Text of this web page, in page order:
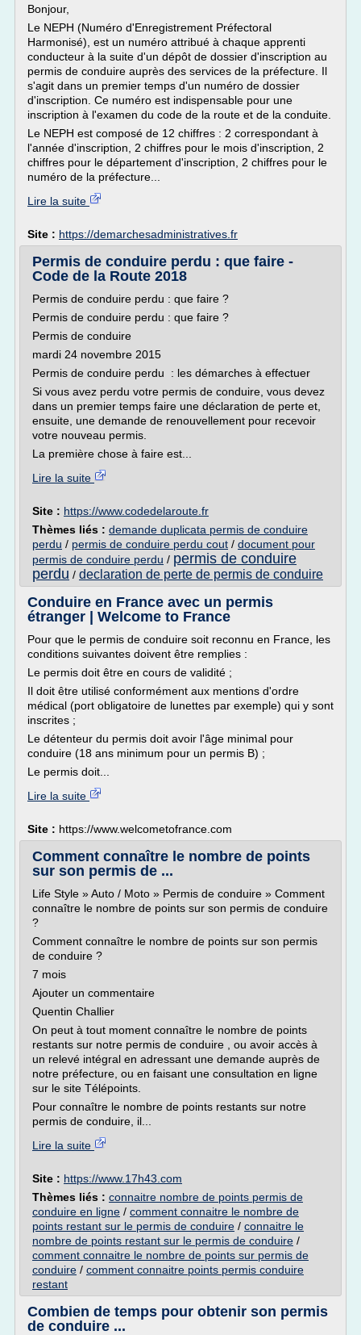
Bonjour,
Le NEPH (Numéro d'Enregistrement Préfectoral
Harmonisé), est un numéro attribué à chaque apprenti
conducteur à la suite d'un dépôt de dossier d'inscription au
permis de conduire auprès des services de la préfecture. Il
s'agit dans un premier temps d'un numéro de dossier
d'inscription. Ce numéro est indispensable pour une
inscription à l'examen du code de la route et de la conduite.
Le NEPH est composé de 12 chiffres : 2 correspondant à
l'année d'inscription, 2 chiffres pour le mois d'inscription, 2
chiffres pour le département d'inscription, 2 chiffres pour le
numéro de la préfecture...
Lire la suite
Site : https://demarchesadministratives.fr
Permis de conduire perdu : que faire -
Code de la Route 2018
Permis de conduire perdu : que faire ?
Permis de conduire perdu : que faire ?
Permis de conduire
mardi 24 novembre 2015
Permis de conduire perdu : les démarches à effectuer
Si vous avez perdu votre permis de conduire, vous devez
dans un premier temps faire une déclaration de perte et,
ensuite, une demande de renouvellement pour recevoir
votre nouveau permis.
La première chose à faire est...
Lire la suite
Site : https://www.codedelaroute.fr
Thèmes liés : demande duplicata permis de conduire
perdu / permis de conduire perdu cout / document pour
permis de conduire perdu / permis de conduire
perdu / declaration de perte de permis de conduire
Conduire en France avec un permis
étranger | Welcome to France
Pour que le permis de conduire soit reconnu en France, les
conditions suivantes doivent être remplies :
Le permis doit être en cours de validité ;
Il doit être utilisé conformément aux mentions d'ordre
médical (port obligatoire de lunettes par exemple) qui y sont
inscrites ;
Le détenteur du permis doit avoir l'âge minimal pour
conduire (18 ans minimum pour un permis B) ;
Le permis doit...
Lire la suite
Site : https://www.welcometofrance.com
Comment connaître le nombre de points
sur son permis de ...
Life Style » Auto / Moto » Permis de conduire » Comment
connaître le nombre de points sur son permis de conduire
?
Comment connaître le nombre de points sur son permis
de conduire ?
7 mois
Ajouter un commentaire
Quentin Challier
On peut à tout moment connaître le nombre de points
restants sur notre permis de conduire , ou avoir accès à
un relevé intégral en adressant une demande auprès de
notre préfecture, ou en faisant une consultation en ligne
sur le site Télépoints.
Pour connaître le nombre de points restants sur notre
permis de conduire, il...
Lire la suite
Site : https://www.17h43.com
Thèmes liés : connaitre nombre de points permis de
conduire en ligne / comment connaitre le nombre de
points restant sur le permis de conduire / connaitre le
nombre de points restant sur le permis de conduire /
comment connaitre le nombre de points sur permis de
conduire / comment connaitre points permis conduire
restant
Combien de temps pour obtenir son permis
de conduire ...